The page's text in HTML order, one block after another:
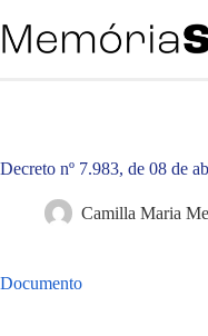
para
o
Decreto nº 7.983, de 08 de
Camilla Maria
Documento